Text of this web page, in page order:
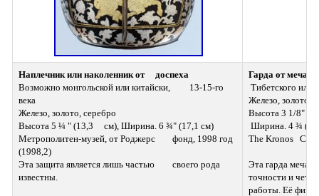
Наплечник или наколенник от  	доспеха
Возможно монгольской или китайски,  	13-15-го
века
Железо, золото, серебро
Высота 5 ¼ " (13,3  	см), Ширина. 6 ¾" (17,1 см)
Метрополитен-музей, от Роджерс  	фонд, 1998 год
(1998,2)
Эта защита является лишь частью  	своего рода
известны.
Гарда от меча
Тибетского или
Высота 3 1/8"
Ширина. 4 ¾
The
Эта гарда меча
точности и
работы. Её фигурный  	рельеф